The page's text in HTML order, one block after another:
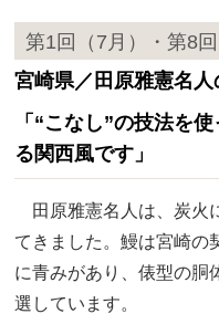
第1回（7月）・第8回
宮崎県／田原雅憲名人
「“こなし”の技法を
る関西風です」
田原雅憲名人は、炭火
てきました。鰻は宮崎の
に青みがあり、俵型の胴
選しています。